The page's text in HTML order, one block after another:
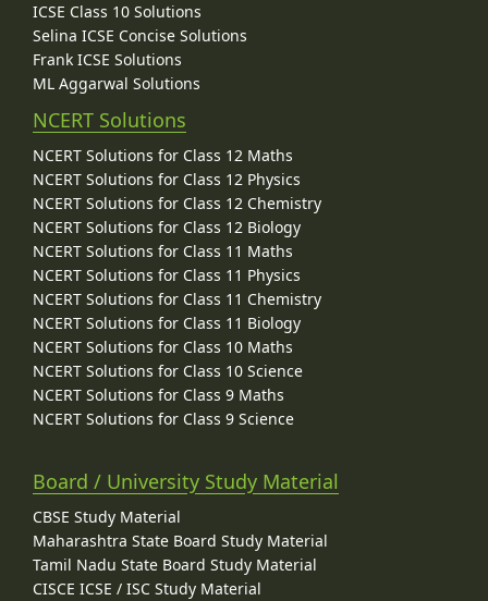
ICSE Class 10 Solutions
Selina ICSE Concise Solutions
Frank ICSE Solutions
ML Aggarwal Solutions
NCERT Solutions
NCERT Solutions for Class 12 Maths
NCERT Solutions for Class 12 Physics
NCERT Solutions for Class 12 Chemistry
NCERT Solutions for Class 12 Biology
NCERT Solutions for Class 11 Maths
NCERT Solutions for Class 11 Physics
NCERT Solutions for Class 11 Chemistry
NCERT Solutions for Class 11 Biology
NCERT Solutions for Class 10 Maths
NCERT Solutions for Class 10 Science
NCERT Solutions for Class 9 Maths
NCERT Solutions for Class 9 Science
Board / University Study Material
CBSE Study Material
Maharashtra State Board Study Material
Tamil Nadu State Board Study Material
CISCE ICSE / ISC Study Material